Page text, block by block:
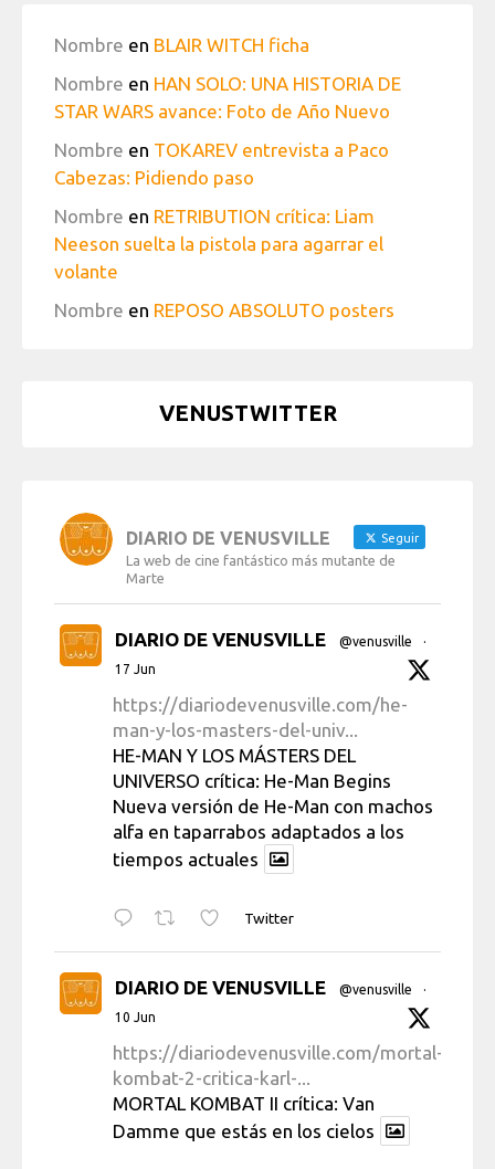
Nombre en BLAIR WITCH ficha
Nombre en HAN SOLO: UNA HISTORIA DE
STAR WARS avance: Foto de Año Nuevo
Nombre en TOKAREV entrevista a Paco
Cabezas: Pidiendo paso
Nombre en RETRIBUTION crítica: Liam
Neeson suelta la pistola para agarrar el
volante
Nombre en REPOSO ABSOLUTO posters
VENUSTWITTER
DIARIO DE VENUSVILLE Seguir
La web de cine fantástico más mutante de
Marte
DIARIO DE VENUSVILLE @venusville
·
17 Jun
https://diariodevenusville.com/he-
man-y-los-masters-del-univ...
HE-MAN Y LOS MÁSTERS DEL
UNIVERSO crítica: He-Man Begins
Nueva versión de He-Man con machos
alfa en taparrabos adaptados a los
tiempos actuales
Twitter
DIARIO DE VENUSVILLE @venusville
·
10 Jun
https://diariodevenusville.com/mortal-
kombat-2-critica-karl-...
MORTAL KOMBAT II crítica: Van
Damme que estás en los cielos